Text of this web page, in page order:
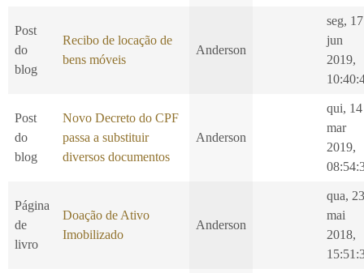
Post
do
blog
Recibo de locação de
bens móveis
Anderson
seg, 17
jun
2019,
Post
do
blog
Novo Decreto do CPF
passa a substituir
diversos documentos
Anderson
qui, 14
mar
2019,
Página
de
livro
Doação de Ativo
Imobilizado
Anderson
qua, 23
mai
2018,